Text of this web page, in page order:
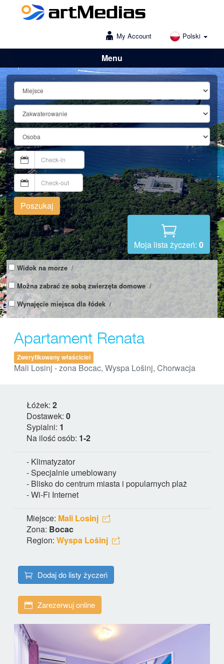
My Account Polski
Menu
Lošinj
Poszukaj
Moja lista życzeń: 0
Widok na morze /
Można zabrać ze sobą zwierzęta domowe /
Wynajęcie miejsca dla łódek /
Apartament Renata
Zweryfikowany właściciel
Mali Losinj - zona Bocac, Wyspa Lošinj, Chorwacja
Łóżek: 2
Dostawek: 0
Sypialni: 1
Na ilość osób: 1-2
- Klimatyzator
- Specjalnie umeblowany
- Blisko do centrum miasta i popularnych plaż
- Wi-Fi Internet
Miejsce: Mali Losinj
Zona: Bocac
Region: Wyspa Lošinj
Dodaj do listy życzeń
Zarezerwuj online